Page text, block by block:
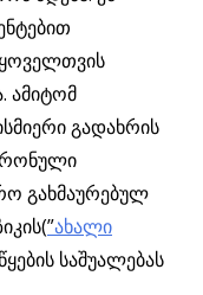
ამიტომ
გადახრის
გახმაურებულ
”ახალი
საშუალებას